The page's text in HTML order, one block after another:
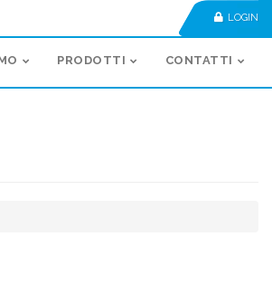
LOGIN
PRODOTTI CONTATTI